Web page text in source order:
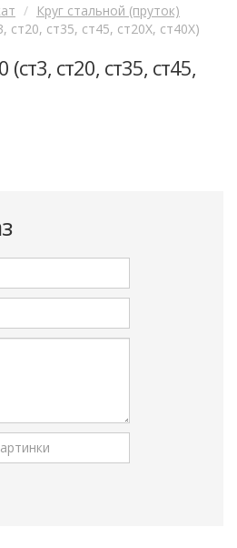
Круг стальной (пруток)
ст20, ст35, ст45, ст20Х, ст40Х)
ст20, ст35, ст45,